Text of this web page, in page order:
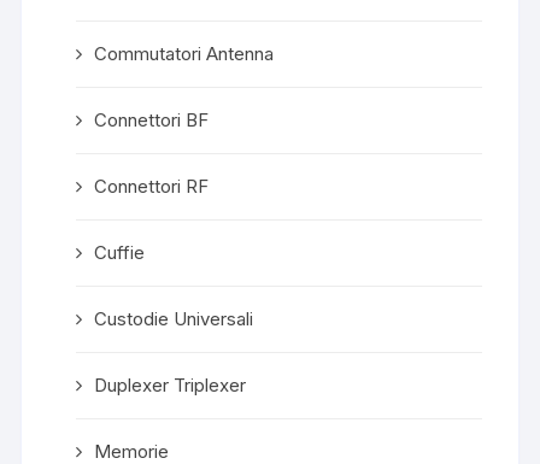
Commutatori Antenna
Connettori BF
Connettori RF
Cuffie
Custodie Universali
Duplexer Triplexer
Memorie